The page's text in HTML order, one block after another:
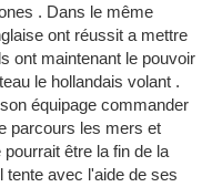
. Dans le même
ont réussit a mettre
ont maintenant le pouvoir
le hollandais volant .
équipage commander
parcours les mers et
être la fin de la
tente avec l'aide de ses